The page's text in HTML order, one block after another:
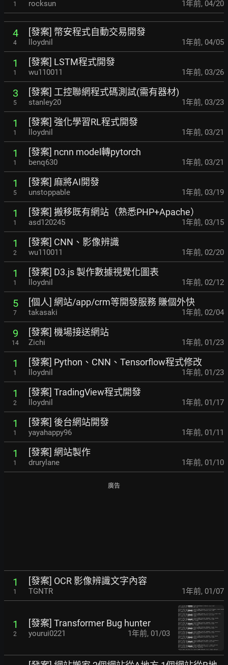
1 rocksun 1年前, 04/20
4
4
[發案] 幣安程式自動交易開發
lloydnil 1年前, 04/05
1
1
[發案] LSTM程式開發
wu110011 1年前, 03/26
3
5
[發案] 工控聯網程式碼測試(需有器材)
stanley20 1年前, 03/23
1
1
[發案] 強化學習RL程式開發
lloydnil 1年前, 03/21
1
1
[發案] ncnn model轉pytorch
benq630 1年前, 03/21
1
5
[發案] 麻將AI開發
unstoppable 1年前, 03/19
1
1
[發案] 搬移既有網站（熟悉PHP+Apache）
asd120245 1年前, 03/15
1
2
[發案] CNN、影像辨識
wu110011 1年前, 02/20
1
1
[發案] D3.js 製作數據視覺化圖表
lloydnil 1年前, 02/12
5
7
[個人] 網站/app/crm等開發服務 賺個外快
takasaki 1年前, 02/04
9
14
[發案] 機場接送網站
Zichi 1年前, 01/23
1
1
[發案] Python、CNN、Tensorflow程式修改
lloydnil 1年前, 01/23
1
2
[發案] TradingView程式開發
lloydnil 1年前, 01/17
1
1
[發案] 後台網站開發
yayahappy96 1年前, 01/11
1
1
[發案] 網站製作
drurylane 1年前, 01/10
廣告
1
1
[發案] OCR 影像辨識文字內容
TGNTR 1年前, 01/07
1
2
[發案] Transformer Bug hunter
yourui0221 1年前, 01/03